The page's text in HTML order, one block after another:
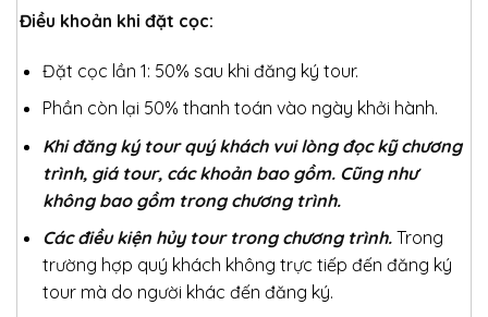
Điều khoản khi đặt cọc:
Đặt cọc lần 1: 50% sau khi đăng ký tour.
Phần còn lại 50% thanh toán vào ngày khởi hành.
Khi đăng ký tour quý khách vui lòng đọc kỹ chương
trình, giá tour, các khoản bao gồm. Cũng như
không bao gồm trong chương trình.
Các điều kiện hủy tour trong chương trình.Trong
trường hợp quý khách không trực tiếp đến đăng ký
tour mà do người khác đến đăng ký.